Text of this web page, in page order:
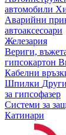
автомобили
Аварийни
автоаксесоари
Железария
Вериги,
гипсокартон
Кабелни
Шпилки
за гипсофазер
Системи за
Катинари